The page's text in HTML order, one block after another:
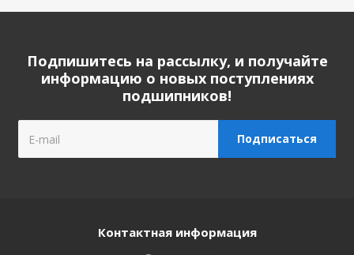
Подпишитесь на рассылку, и получайте
информацию о новых поступлениях
подшипников!
Контактная информация